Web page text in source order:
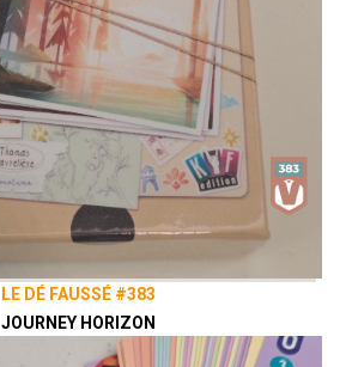
LE DÉ FAUSSÉ #383
JOURNEY HORIZON